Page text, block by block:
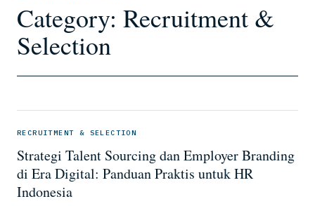
Category: Recruitment &
Selection
RECRUITMENT & SELECTION
Strategi Talent Sourcing dan Employer Branding
di Era Digital: Panduan Praktis untuk HR
Indonesia